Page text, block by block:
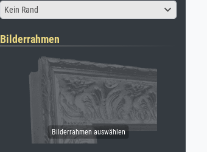
Kein Rand
Bilderrahmen